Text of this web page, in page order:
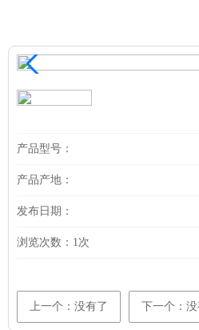
产品型号：
产品产地：
发布日期：
浏览次数： 1次
上一个：没有了 下一个：没